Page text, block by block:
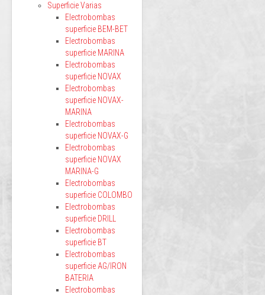
Superficie Varias
Electrobombas
superficie BEM-BET
Electrobombas
superficie MARINA
Electrobombas
superficie NOVAX
Electrobombas
superficie NOVAX-
MARINA
Electrobombas
superficie NOVAX-G
Electrobombas
superficie NOVAX
MARINA-G
Electrobombas
superficie COLOMBO
Electrobombas
superficie DRILL
Electrobombas
superficie BT
Electrobombas
superficie AG/IRON
BATERIA
Electrobombas